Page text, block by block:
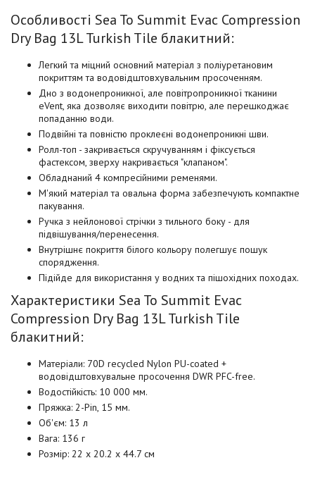
Особливості Sea To Summit Evac Compression
Dry Bag 13L Turkish Tile блакитний:
Легкий та міцний основний матеріал з поліуретановим
покриттям та водовідштовхувальним просоченням.
Дно з водонепроникної, але повітропроникної тканини
eVent, яка дозволяє виходити повітрю, але перешкоджає
попаданню води.
Подвійні та повністю проклеєні водонепроникні шви.
Ролл-топ - закривається скручуванням і фіксується
фастексом, зверху накривається "клапаном".
Обладнаний 4 компресійними ременями.
М'який матеріал та овальна форма забезпечують компактне
пакування.
Ручка з нейлонової стрічки з тильного боку - для
підвішування/перенесення.
Внутрішнє покриття білого кольору полегшує пошук
спорядження.
Підійде для використання у водних та пішохідних походах.
Характеристики Sea To Summit Evac
Compression Dry Bag 13L Turkish Tile
блакитний:
Матеріали: 70D recycled Nylon PU-coated +
водовідштовхувальне просочення DWR PFC-free.
Водостійкість: 10 000 мм.
Пряжка: 2-Pin, 15 мм.
Об'єм: 13 л
Вага: 136 г
Розмір: 22 x 20.2 x 44.7 см